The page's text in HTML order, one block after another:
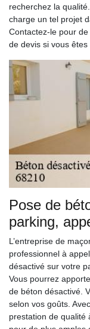
recherchez la
charge un tel projet
Contactez-le pour
de devis si vous
Pose de
parking,
L’entreprise de
professionnel à
désactivé sur votre
Vous pourrez
de béton désactivé.
selon vos goûts.
prestation de qualité